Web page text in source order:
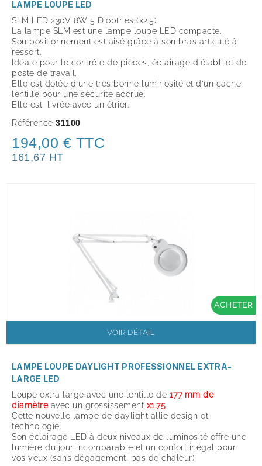
LAMPE LOUPE LED
SLM LED 230V 8W 5 Dioptries (x2.5)
La lampe SLM est une lampe loupe LED compacte.
Son positionnement est aisé grâce à son bras articulé à
ressort.
Idéale pour le contrôle de pièces, éclairage d'établi et de
poste de travail.
Elle est dotée d'une très bonne luminosité et d'un cache
lentille pour une sécurité accrue.
Elle est livrée avec un étrier.
Référence 31100
194,00 € TTC
161,67 HT
ACHETER
VOIR DÉTAIL
LAMPE LOUPE DAYLIGHT PROFESSIONNEL EXTRA-
LARGE LED
Loupe extra large avec une lentille de 177 mm de
diamètreavec un grossissement x1.75
Cette nouvelle lampe de daylight allie design et
technologie.
Son éclairage LED à deux niveaux de luminosité offre une
lumière du jour incomparable et un confort inégal pour
vos yeux (sans dégagement, pas de chaleur)